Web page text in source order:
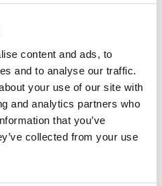
content and ads, to
and to analyse our traffic.
your use of our site with
and analytics partners who
that you’ve
collected from your use
всей
ВАШИХ МАМ
БЛЮДАМИ,
РУКАМИ.
соусе,